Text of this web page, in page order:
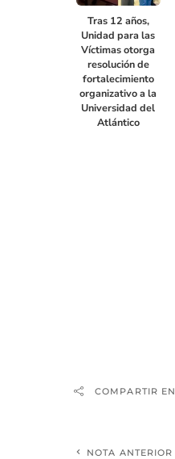
Tras 12 años,
Unidad para las
Víctimas otorga
resolución de
fortalecimiento
organizativo a la
Universidad del
Atlántico
COMPARTIR EN
NOTA ANTERIOR